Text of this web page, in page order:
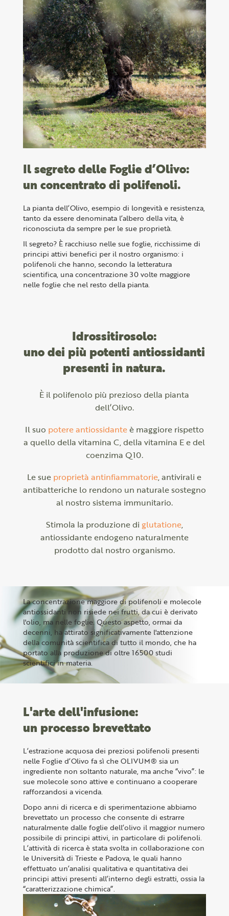
Il segreto delle Foglie d’Olivo:
un concentrato di polifenoli.
La pianta dell’Olivo, esempio di longevità e resistenza,
tanto da essere denominata l’albero della vita, è
riconosciuta da sempre per le sue proprietà.
Il segreto? È racchiuso nelle sue foglie, ricchissime di
principi attivi benefici per il nostro organismo: i
polifenoli che hanno, secondo la letteratura
scientifica, una concentrazione 30 volte maggiore
nelle foglie che nel resto della pianta.
Idrossitirosolo:
uno dei più potenti antiossidanti
presenti in natura.
È il polifenolo più prezioso della pianta
dell’Olivo.
Il suo potere antiossidanteè maggiore rispetto
a quello della vitamina C, della vitamina E e del
coenzima Q10.
Le sue proprietà antinfiammatorie, antivirali e
antibatteriche lo rendono un naturale sostegno
al nostro sistema immunitario.
Stimola la produzione di glutatione,
antiossidante endogeno naturalmente
prodotto dal nostro organismo.
La concentrazione maggiore di polifenoli e molecole
antiossidanti non risiede nei frutti, da cui è derivato
l'olio, ma nelle foglie. Questo aspetto, ormai da
decenni, ha attirato significativamente l'attenzione
della comunità scientifica di tutto il mondo, che ha
portato alla produzione di oltre 16500 studi
scientifici in materia.
L'arte dell'infusione:
un processo brevettato
L’estrazione acquosa dei preziosi polifenoli presenti
nelle Foglie d’Olivo fa sì che OLIVUM® sia un
ingrediente non soltanto naturale, ma anche “vivo”: le
sue molecole sono attive e continuano a cooperare
rafforzandosi a vicenda.
Dopo anni di ricerca e di sperimentazione abbiamo
brevettato un processo che consente di estrarre
naturalmente dalle foglie dell’olivo il maggior numero
possibile di principi attivi, in particolare di polifenoli.
L’attività di ricerca è stata svolta in collaborazione con
le Università di Trieste e Padova, le quali hanno
effettuato un’analisi qualitativa e quantitativa dei
principi attivi presenti all’interno degli estratti, ossia la
“caratterizzazione chimica”.